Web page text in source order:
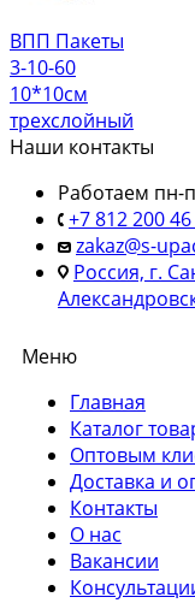
ВПП Пакеты
3-10-60
10*10см
трехслойный
Наши контакты
Работаем пн-
+7 812 200
zakaz@s-
Россия, г.
Меню
Главная
Каталог
Оптовым
Доставка и
Контакты
О нас
Вакансии